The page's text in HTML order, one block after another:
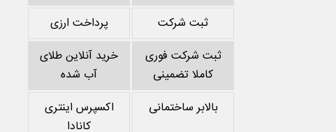
ثبت شرکت
پرداخت ارزی
ثبت شرکت فوری
کاملا تضمینی
خرید آنلاین طلای
آب شده
بالابر ساختمانی
اکسپرس اینتری
کانادا